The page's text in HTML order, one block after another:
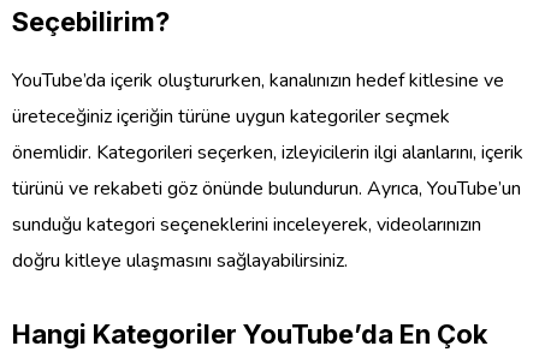
Seçebilirim?
YouTube’da içerik oluştururken, kanalınızın hedef kitlesine ve
üreteceğiniz içeriğin türüne uygun kategoriler seçmek
önemlidir. Kategorileri seçerken, izleyicilerin ilgi alanlarını, içerik
türünü ve rekabeti göz önünde bulundurun. Ayrıca, YouTube’un
sunduğu kategori seçeneklerini inceleyerek, videolarınızın
doğru kitleye ulaşmasını sağlayabilirsiniz.
Hangi Kategoriler YouTube’da En Çok